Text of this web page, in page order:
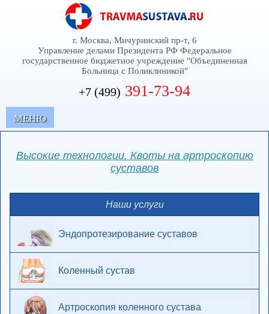
г. Москва, Мичуринский пр-т, 6
Управление делами Президента РФ Федеральное
государственное бюджетное учреждение "Объединенная
Больница с Поликлиникой"
+7 (499) 391-73-94
MЕНЮ
Высокие технологии. Квоты на артроскопию
суставов
Наши услуги
Эндопротезирование суставов
Коленный сустав
Артроскопия коленного сустава